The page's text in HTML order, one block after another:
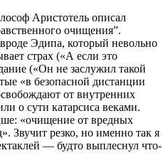
Аристотель описал
очищения”.
Эдипа, который невольно
страх («А если это
(«Он не заслужил такой
«в безопасной дистанции
от внутренних
о сути катарсиса веками.
«очищение от вредных
Звучит резко, но именно так я
— будто выплеснул что-